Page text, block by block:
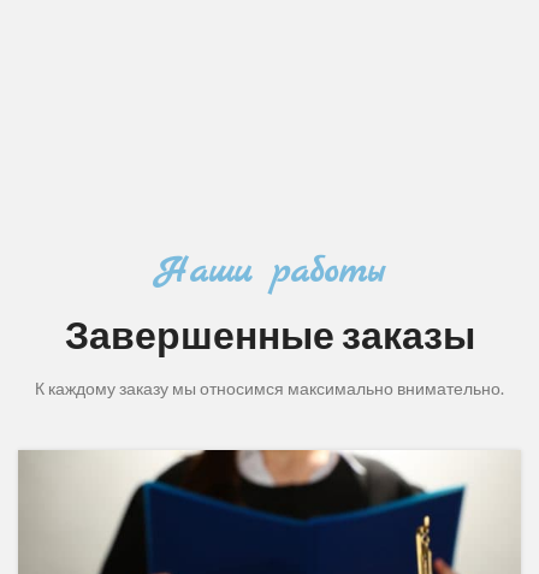
Наши работы
Завершенные заказы
К каждому заказу мы относимся максимально внимательно.